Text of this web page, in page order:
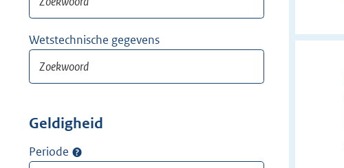
Wetstechnische gegevens
Geldigheid
Periode